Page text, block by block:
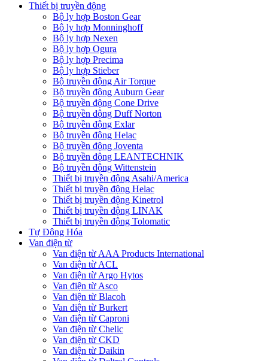
Thiết bị truyền động
Bộ ly hợp Boston Gear
Bộ ly hợp Monninghoff
Bộ ly hợp Nexen
Bộ ly hợp Ogura
Bộ ly hợp Precima
Bộ ly hợp Stieber
Bộ truyền động Air Torque
Bộ truyền động Auburn Gear
Bộ truyền động Cone Drive
Bộ truyền động Duff Norton
Bộ truyền động Exlar
Bộ truyền động Helac
Bộ truyền động Joventa
Bộ truyền động LEANTECHNIK
Bộ truyền động Wittenstein
Thiết bị truyền động Asahi/America
Thiết bị truyền động Helac
Thiết bị truyền động Kinetrol
Thiết bị truyền động LINAK
Thiết bị truyền động Tolomatic
Tự Động Hóa
Van điện từ
Van điện từ AAA Products International
Van điện từ ACL
Van điện từ Argo Hytos
Van điện từ Asco
Van điện từ Blacoh
Van điện từ Burkert
Van điện từ Caproni
Van điện từ Chelic
Van điện từ CKD
Van điện từ Daikin